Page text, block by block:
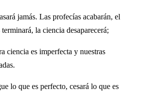
jamás. Las profecías acabarán, el
la ciencia desaparecerá;
ciencia es imperfecta y nuestras
lo que es perfecto, cesará lo que es